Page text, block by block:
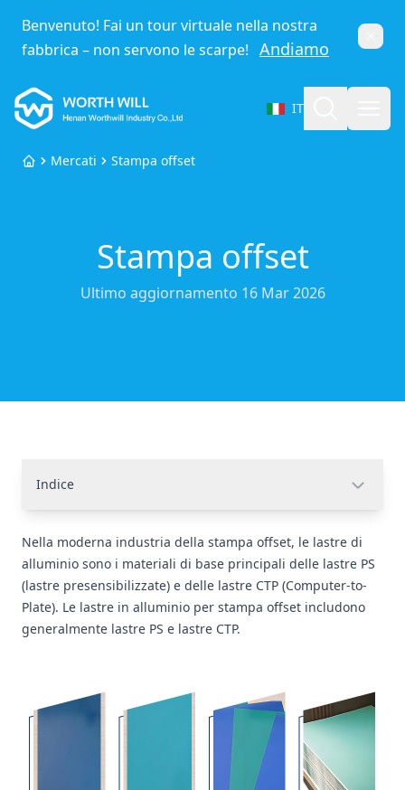
Benvenuto! Fai un tour virtuale nella nostra
fabbrica – non servono le scarpe! Andiamo Chiudi
Worthwill
IT
Seleziona lingua
HomeMercati Stampa offset
Stampa offset
Ultimo aggiornamento 16 Mar 2026
Indice
Nella moderna industria della stampa offset, le lastre di
alluminio sono i materiali di base principali delle lastre PS
(lastre presensibilizzate) e delle lastre CTP (Computer-to-
Plate). Le lastre in alluminio per stampa offset includono
generalmente lastre PS e lastre CTP.